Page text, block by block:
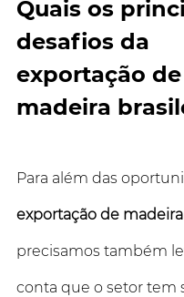
Quais os
desafios da
exportação de
madeira
Para além das
exportação de madeira
precisamos também
conta que o setor tem